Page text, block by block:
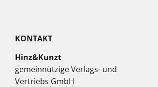
KONTAKT
Hinz&Kunzt
gemeinnützige Verlags- und
Vertriebs GmbH